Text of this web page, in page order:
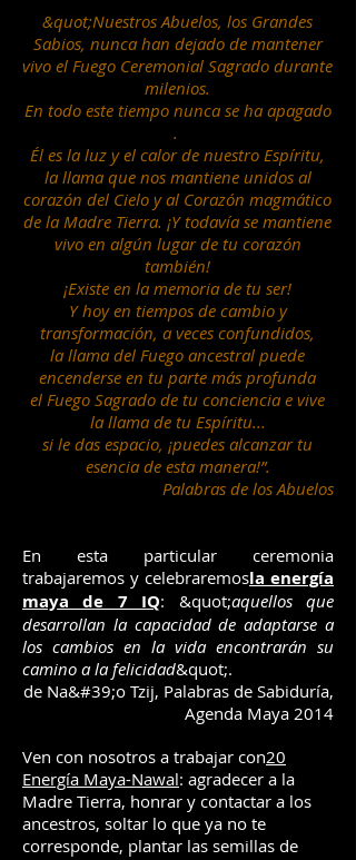
&quot;Nuestros Abuelos, los Grandes
Sabios, nunca han dejado de mantener
vivo el Fuego Ceremonial Sagrado durante
milenios.
En todo este tiempo nunca se ha apagado
.
Él es la luz y el calor de nuestro Espíritu,
la llama que nos mantiene unidos al
corazón del Cielo y al Corazón magmático
de la Madre Tierra. ¡Y todavía se mantiene
vivo en algún lugar de tu corazón
también!
¡Existe en la memoria de tu ser!
Y hoy en tiempos de cambio y
transformación, a veces confundidos,
la llama del Fuego ancestral puede
encenderse en tu parte más profunda
el Fuego Sagrado de tu conciencia e vive
la llama de tu Espíritu...
si le das espacio, ¡puedes alcanzar tu
esencia de esta manera!”.
Palabras de los Abuelos
En esta particular ceremonia
trabajaremos y celebraremosla energía
maya de 7 IQ: &quot;aquellos que
desarrollan la capacidad de adaptarse a
los cambios en la vida encontrarán su
camino a la felicidad&quot;.
de Na&#39;o Tzij, Palabras de Sabiduría,
Agenda Maya 2014
Ven con nosotros a trabajar con20
Energía Maya-Nawal: agradecer a la
Madre Tierra, honrar y contactar a los
ancestros, soltar lo que ya no te
corresponde, plantar las semillas de